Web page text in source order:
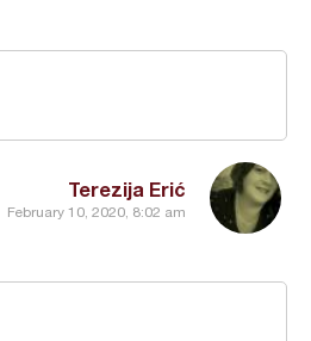
Terezija Erić
February 10, 2020, 8:02 am